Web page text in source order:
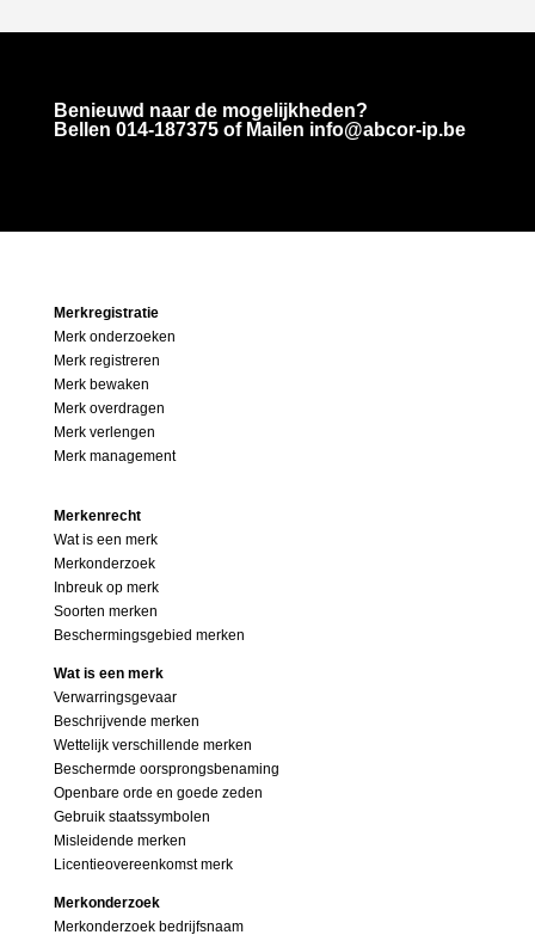
Benieuwd naar de mogelijkheden?
Bellen 014-187375 of Mailen info@abcor-ip.be
Merkregistratie
Merk onderzoeken
Merk registreren
Merk bewaken
Merk overdragen
Merk verlengen
Merk management
Merkenrecht
Wat is een merk
Merkonderzoek
Inbreuk op merk
Soorten merken
Beschermingsgebied merken
Wat is een merk
Verwarringsgevaar
Beschrijvende merken
Wettelijk verschillende merken
Beschermde oorsprongsbenaming
Openbare orde en goede zeden
Gebruik staatssymbolen
Misleidende merken
Licentieovereenkomst merk
Merkonderzoek
Merkonderzoek bedrijfsnaam